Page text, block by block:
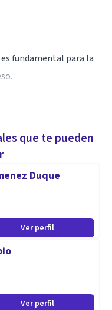
fundamental para la
deogas en jóvenes. He
temáticas con
que te pueden
Duque
Ver perfil
Ver perfil